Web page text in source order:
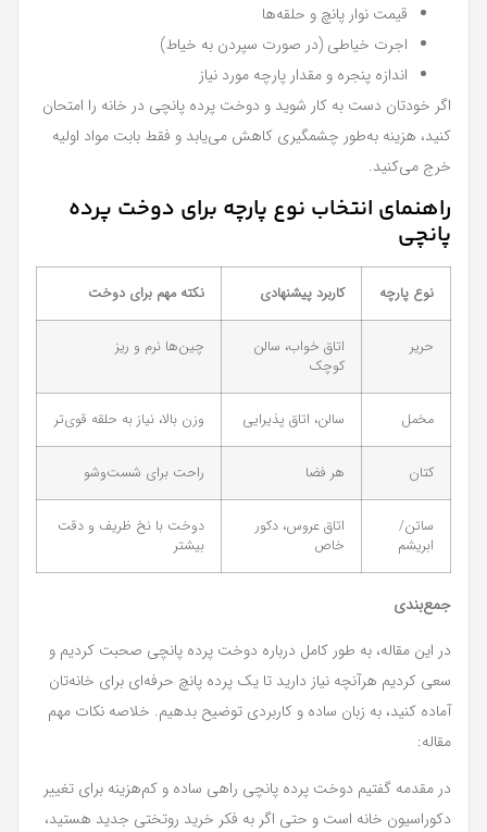
قیمت نوار پانچ و حلقه‌ها
اجرت خیاطی (در صورت سپردن به خیاط)
اندازه پنجره و مقدار پارچه مورد نیاز
اگر خودتان دست به کار شوید و دوخت پرده پانچی در خانه را امتحان
کنید، هزینه به‌طور چشمگیری کاهش می‌یابد و فقط بابت مواد اولیه
خرج می‌کنید.
راهنمای انتخاب نوع پارچه برای دوخت پرده
پانچی
نوع پارچه کاربرد پیشنهادی نکته مهم برای دوخت
حریر
اتاق خواب، سالن
کوچک
چین‌ها نرم و ریز
مخمل سالن، اتاق پذیرایی وزن بالا، نیاز به حلقه قوی‌تر
کتان هر فضا راحت برای شست‌وشو
ساتن/
ابریشم
اتاق عروس، دکور
خاص
دوخت با نخ ظریف و دقت
بیشتر
جمع‌بندی
در این مقاله، به طور کامل درباره دوخت پرده پانچی صحبت کردیم و
سعی کردیم هرآنچه نیاز دارید تا یک پرده پانچ حرفه‌ای برای خانه‌تان
آماده کنید، به زبان ساده و کاربردی توضیح بدهیم. خلاصه نکات مهم
مقاله:
در مقدمه گفتیم دوخت پرده پانچی راهی ساده و کم‌هزینه برای تغییر
دکوراسیون خانه است و حتی اگر به فکر خرید روتختی جدید هستید،